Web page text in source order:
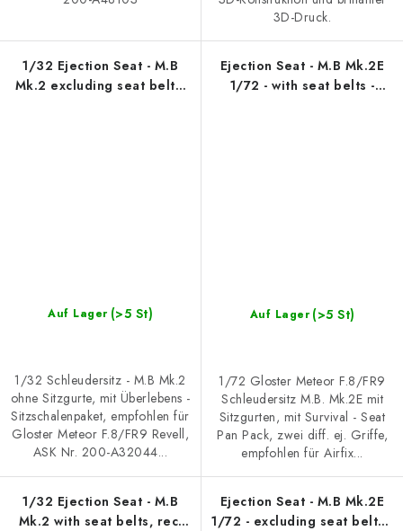
3D-Druck.
1/32 Ejection Seat - M.B
Mk.2 excluding seat belts,
Auf Lager (>5 St)
1/32 Schleudersitz - M.B Mk.2
ohne Sitzgurte, mit Überlebens -
Sitzschalenpaket, empfohlen für
Gloster Meteor F.8/FR9 Revell,
ASK Nr. 200-A32044...
Ejection Seat - M.B Mk.2E
1/72 - with seat belts -
Auf Lager (>5 St)
1/72 Gloster Meteor F.8/FR9
Schleudersitz M.B. Mk.2E mit
Sitzgurten, mit Survival - Seat
Pan Pack, zwei diff. ej. Griffe,
empfohlen für Airfix...
1/32 Ejection Seat - M.B
Mk.2 with seat belts, rec.
Ejection Seat - M.B Mk.2E
1/72 - excluding seat belts -